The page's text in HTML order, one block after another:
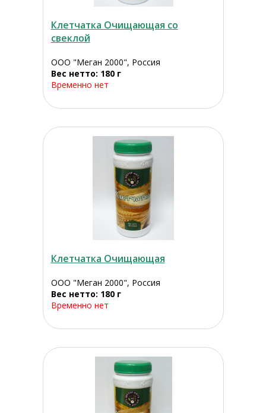
Клетчатка Очищающая со
свеклой
ООО "Меган 2000", Россия
Вес нетто: 180 г
Временно нет
Клетчатка Очищающая
ООО "Меган 2000", Россия
Вес нетто: 180 г
Временно нет